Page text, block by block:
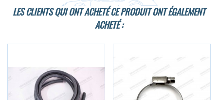
LES CLIENTS QUI ONT ACHETÉ CE PRODUIT ONT ÉGALEMENT
ACHETÉ :